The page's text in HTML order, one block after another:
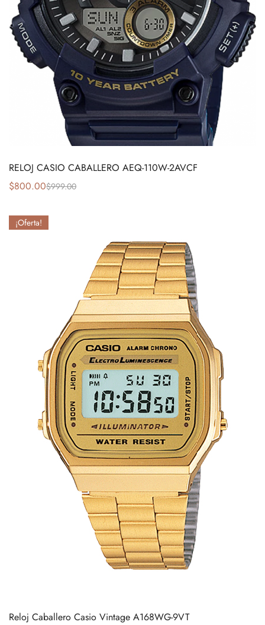
RELOJ CASIO CABALLERO AEQ-110W-2AVCF
$999.00
$800.00
¡Oferta!
Reloj Caballero Casio Vintage A168WG-9VT